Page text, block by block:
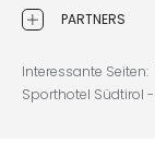
PARTNERS
Interessante Seiten:
Sporthotel Südtirol -